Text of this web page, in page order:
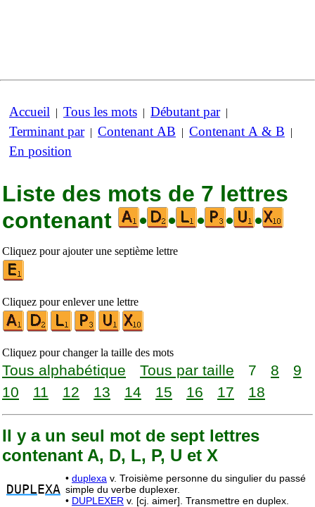
Accueil | Tous les mots | Débutant par|
Terminant par| Contenant AB | Contenant A & B |
En position
Liste des mots de 7 lettres
contenant
• • • • •
Cliquez pour ajouter une septième lettre
Cliquez pour enlever une lettre
Cliquez pour changer la taille des mots
Tous alphabétique Tous par taille 7 8
9
10
11 12 13 14 15 16 17 18
Il y a un seul mot de sept lettres
contenant A, D, L, P, U et X
DUPL EXA
• duplexa v. Troisième personne du singulier du passé
simple du verbe duplexer.
• DUPLEXER v. [cj. aimer]. Transmettre en duplex.